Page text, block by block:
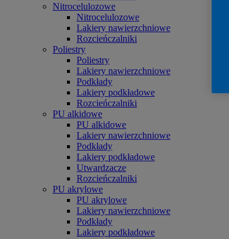
Nitrocelulozowe
Nitrocelulozowe
Lakiery nawierzchniowe
Rozcieńczalniki
Poliestry
Poliestry
Lakiery nawierzchniowe
Podkłady
Lakiery podkładowe
Rozcieńczalniki
PU alkidowe
PU alkidowe
Lakiery nawierzchniowe
Podkłady
Lakiery podkładowe
Utwardzacze
Rozcieńczalniki
PU akrylowe
PU akrylowe
Lakiery nawierzchniowe
Podkłady
Lakiery podkładowe